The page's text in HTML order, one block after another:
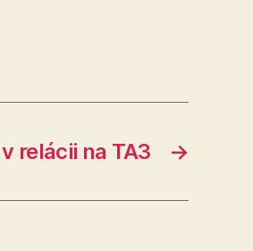
→
relácii na TA3